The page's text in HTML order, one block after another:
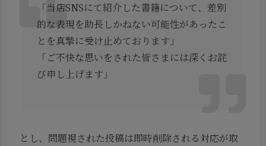
「当店SNSにて紹介した書籍について、差別
的な表現を助長しかねない可能性があったこ
とを真摯に受け止めております」
「ご不快な思いをされた皆さまには深くお詫
び申し上げます」
とし、問題視された投稿は即時削除される対応が取